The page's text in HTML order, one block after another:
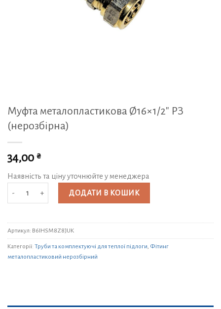
Муфта металопластикова Ø16×1/2″ РЗ
(нерозбірна)
34,00 ₴
Наявність та ціну уточнюйте у менеджера
Муфта металопластикова Ø16x1/2" РЗ (нерозбірна) кількість
ДОДАТИ В КОШИК
Артикул: B6IHSM8Z8JUK
Категорії: Труби та комплектуючі для теплої підлоги, Фітинг
металопластиковий нерозбірний